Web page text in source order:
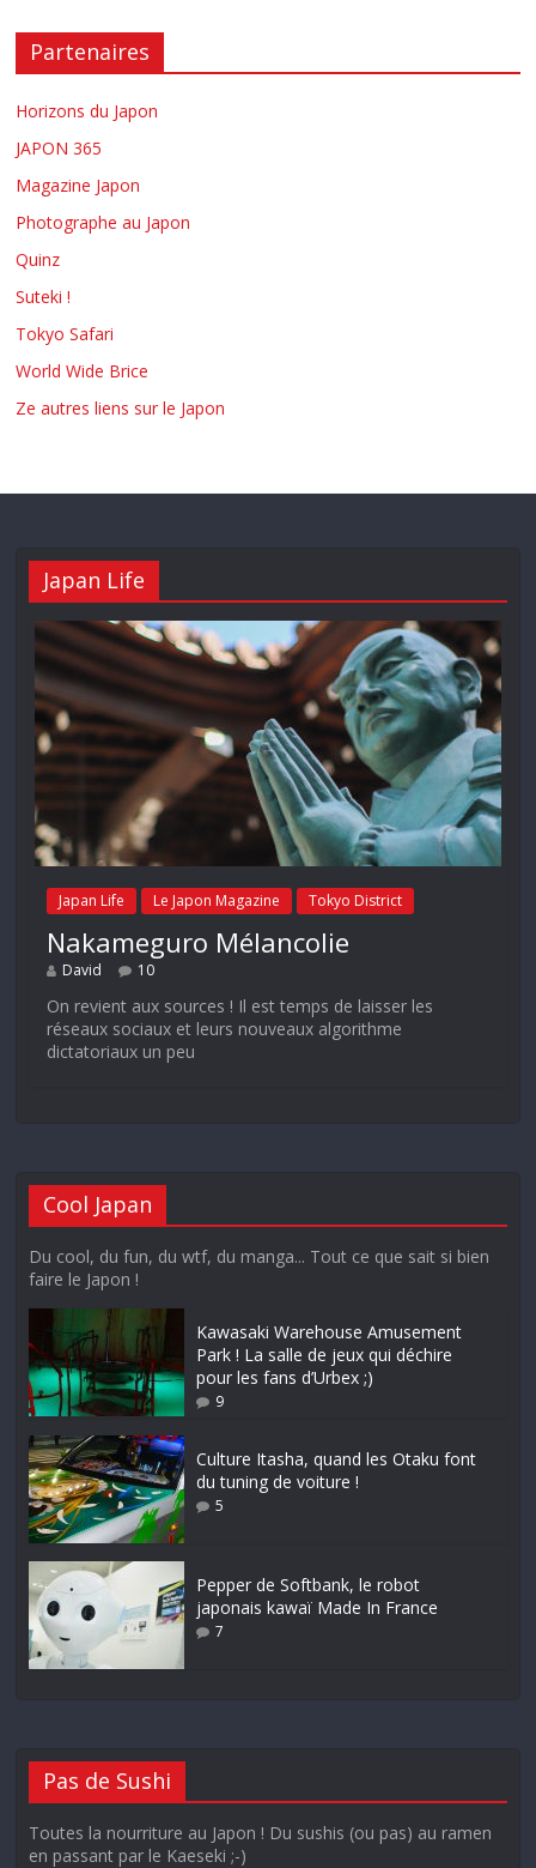
Partenaires
Horizons du Japon
JAPON 365
Magazine Japon
Photographe au Japon
Quinz
Suteki !
Tokyo Safari
World Wide Brice
Ze autres liens sur le Japon
Japan Life
Japan Life Le Japon Magazine Tokyo District
Nakameguro Mélancolie
David 10
On revient aux sources ! Il est temps de laisser les
réseaux sociaux et leurs nouveaux algorithme
dictatoriaux un peu
Cool Japan
Du cool, du fun, du wtf, du manga... Tout ce que sait si bien
faire le Japon !
Kawasaki Warehouse Amusement
Park ! La salle de jeux qui déchire
pour les fans d’Urbex ;)
9
Culture Itasha, quand les Otaku font
du tuning de voiture !
5
Pepper de Softbank, le robot
japonais kawaï Made In France
7
Pas de Sushi
Toutes la nourriture au Japon ! Du sushis (ou pas) au ramen
en passant par le Kaeseki ;-)